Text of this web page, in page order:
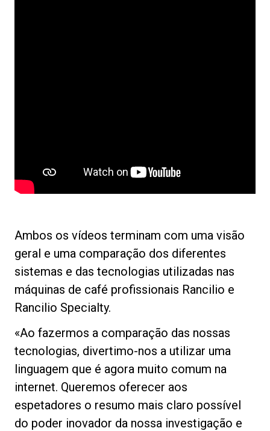
Ambos os vídeos terminam com uma visão
geral e uma comparação dos diferentes
sistemas e das tecnologias utilizadas nas
máquinas de café profissionais Rancilio e
Rancilio Specialty.
«Ao fazermos a comparação das nossas
tecnologias, divertimo-nos a utilizar uma
linguagem que é agora muito comum na
internet. Queremos oferecer aos
espetadores o resumo mais claro possível
do poder inovador da nossa investigação e
Todos
Notícias
Descarregar
Mais